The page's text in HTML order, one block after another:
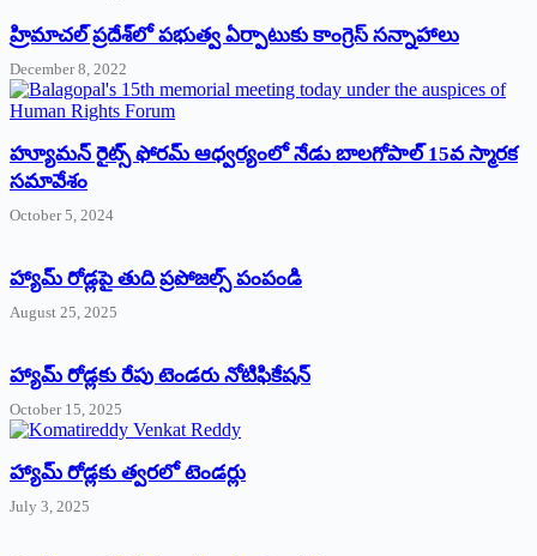
‌హ్రిమాచల్‌ ‌ప్రదేశ్‌లో పభుత్వ ఏర్పాటుకు కాంగ్రెస్‌ ‌సన్నాహాలు
December 8, 2022
హ్యూమన్‌ రైట్స్‌ ఫోరమ్‌ ఆధ్వర్యంలో నేడు బాలగోపాల్‌ 15వ స్మారక
సమావేశం
October 5, 2024
హ్యామ్‌ రోడ్లపై తుది ప్రపోజల్స్‌ పంపండి
August 25, 2025
హ్యామ్‌ రోడ్లకు రేపు టెండరు నోటిఫికేషన్‌
October 15, 2025
హ్యామ్‌ రోడ్లకు త్వరలో టెండర్లు
July 3, 2025